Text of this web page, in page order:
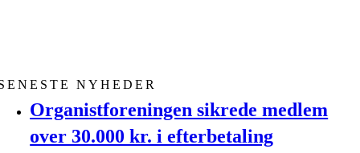
NYHEDER
Organistforeningen sikrede medlem
over 30.000 kr. i efterbetaling